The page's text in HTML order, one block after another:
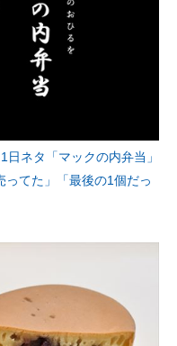
ネタ「マックの内弁当」
てた」「最後の1個だっ